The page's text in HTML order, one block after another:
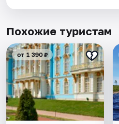
Похожие туристам
от 1 390 ₽